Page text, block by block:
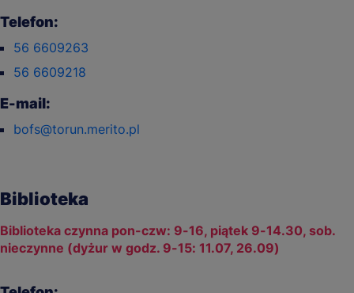
Telefon:
56 6609263
56 6609218
E-mail:
bofs@torun.merito.pl
Biblioteka
Biblioteka czynna pon-czw: 9-16, piątek 9-14.30, sob.
nieczynne (dyżur w godz. 9-15: 11.07, 26.09)